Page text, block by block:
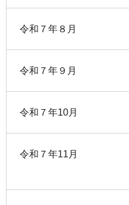
令和７年８月
令和７年９月
令和７年10月
令和７年11月